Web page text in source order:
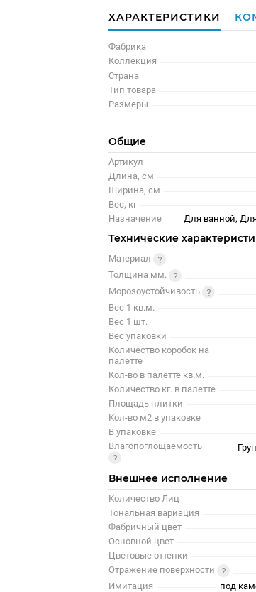
ХАРАКТЕРИСТИКИ
Фабрика
Коллекция
Страна
Тип товара
Размеры
Общие
Артикул
Длина, см
Ширина, см
Вес, кг
Назначение
Для ванной,
Технические
Материал
Толщина мм.
Морозоустойчивость
Вес 1 кв.м.
Вес 1 шт.
Вес упаковки
Количество коробок на
палетте
Кол-во в палетте кв.м.
Количество кг. в палетте
Площадь плитки
Кол-во м2 в упаковке
В упаковке
Влагопоглощаемость
Внешнее исполнение
Количество Лиц
Тональная вариация
Фабричный цвет
Основной цвет
Цветовые оттенки
Отражение поверхности
Имитация
под